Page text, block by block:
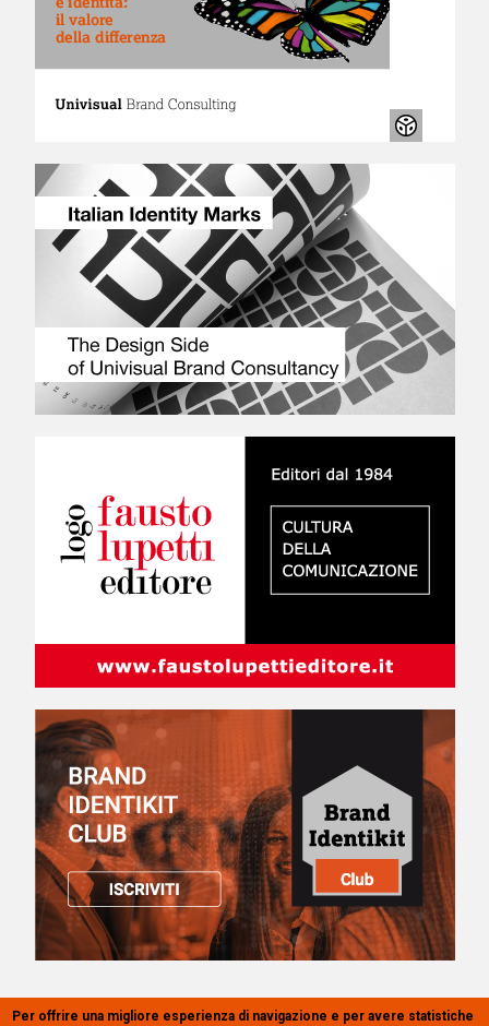
Per offrire una migliore esperienza di navigazione e per avere statistiche